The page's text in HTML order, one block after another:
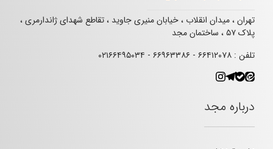
تهران ، میدان انقلاب ، خیابان منیری جاوید ، تقاطع شهدای ژاندارمری ،
پلاک ۵۷ ، ساختمان مجد
تلفن : ۶۶۴۱۲۰۷۸ - ۶۶۹۶۳۳۸۶ - ۰۲۱۶۶۴۹۵۰۳۴
درباره مجد